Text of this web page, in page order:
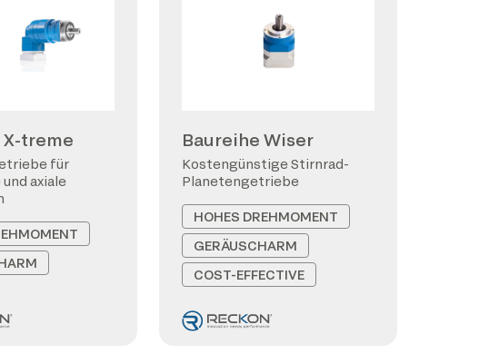
X-treme
für
axiale
Baureihe Wiser
Kostengünstige Stirnrad-
Planetengetriebe
HOHES DREHMOMENT
GERÄUSCHARM
COST-EFFECTIVE